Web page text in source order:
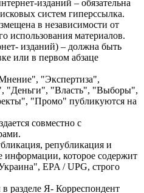
изданий – обязательна
систем гиперссылка.
в независимости от
использования материалов.
изданий) – должна быть
или в первом абзаце
"Экспертиза",
"Деньги", "Власть", "Выборы",
"Промо" публикуются на
совместно с
републикация и
информации, которое содержит
EPA / UPG, строго
разделе Я- Корреспондент